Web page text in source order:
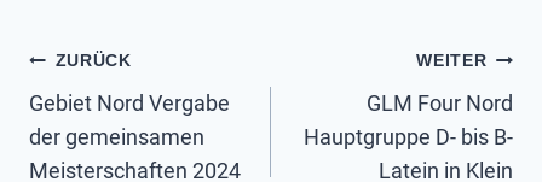
Beitragsnavigation
ZURÜCK
Gebiet Nord Vergabe
der gemeinsamen
Meisterschaften 2024
WEITER
GLM Four Nord
Hauptgruppe D- bis B-
Latein in Klein